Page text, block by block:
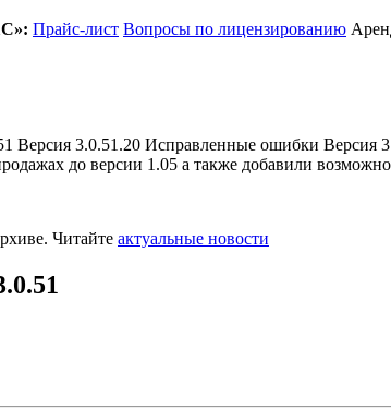
Прайс-лист Вопросы по лицензированию
Версия 3.0.51.20 Исправленные ошибки
до версии 1.05 а также добавили
Читайте актуальные новости